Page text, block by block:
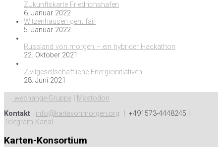
ZUkunftskarte Friedrichshafen
6. Januar 2022
Witzenhausen geht fair
5. Januar 2022
Russland von morgen – ein hybrider Hackathon
22. Oktober 2021
Zivilgesellschaftliche Energieinitiativen
28. Juni 2021
wechange-Gruppe
Mastodon
Kontakt: info@kartevonmorgen.org | +491573-4448245 |
Telegram-Kanal
Karten-Konsortium